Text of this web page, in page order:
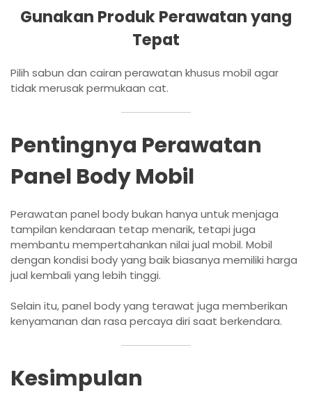
Gunakan Produk Perawatan yang
Tepat
Pilih sabun dan cairan perawatan khusus mobil agar
tidak merusak permukaan cat.
Pentingnya Perawatan
Panel Body Mobil
Perawatan panel body bukan hanya untuk menjaga
tampilan kendaraan tetap menarik, tetapi juga
membantu mempertahankan nilai jual mobil. Mobil
dengan kondisi body yang baik biasanya memiliki harga
jual kembali yang lebih tinggi.
Selain itu, panel body yang terawat juga memberikan
kenyamanan dan rasa percaya diri saat berkendara.
Kesimpulan